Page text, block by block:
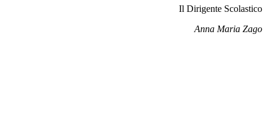
Il Dirigente Scolastico
Anna Maria Zago